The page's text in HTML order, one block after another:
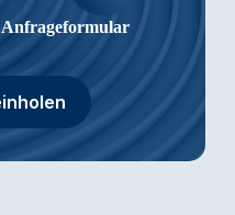
Anfrageformular